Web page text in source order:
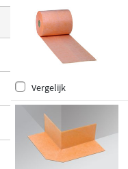
Vergelijk